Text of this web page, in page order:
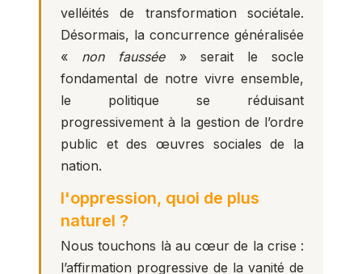
velléités de transformation sociétale.
Désormais, la concurrence généralisée
« non faussée » serait le socle
fondamental de notre vivre ensemble,
le politique se réduisant
progressivement à la gestion de l’ordre
public et des œuvres sociales de la
nation.
l'oppression, quoi de plus
naturel ?
Nous touchons là au cœur de la crise :
l’affirmation progressive de la vanité de